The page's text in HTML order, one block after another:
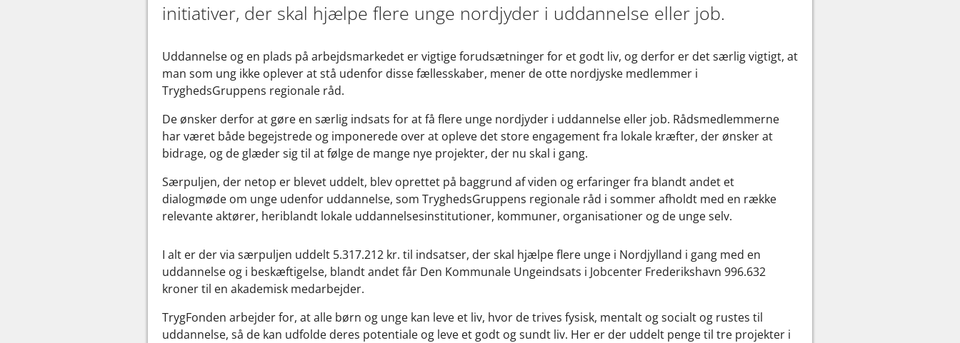
initiativer, der skal hjælpe flere unge nordjyder i uddannelse eller job.
Uddannelse og en plads på arbejdsmarkedet er vigtige forudsætninger for et godt liv, og derfor er det særlig vigtigt, at
man som ung ikke oplever at stå udenfor disse fællesskaber, mener de otte nordjyske medlemmer i
TryghedsGruppens regionale råd.
De ønsker derfor at gøre en særlig indsats for at få flere unge nordjyder i uddannelse eller job. Rådsmedlemmerne
har været både begejstrede og imponerede over at opleve det store engagement fra lokale kræfter, der ønsker at
bidrage, og de glæder sig til at følge de mange nye projekter, der nu skal i gang.
Særpuljen, der netop er blevet uddelt, blev oprettet på baggrund af viden og erfaringer fra blandt andet et
dialogmøde om unge udenfor uddannelse, som TryghedsGruppens regionale råd i sommer afholdt med en række
relevante aktører, heriblandt lokale uddannelsesinstitutioner, kommuner, organisationer og de unge selv.
I alt er der via særpuljen uddelt 5.317.212 kr. til indsatser, der skal hjælpe flere unge i Nordjylland i gang med en
uddannelse og i beskæftigelse, blandt andet får Den Kommunale Ungeindsats i Jobcenter Frederikshavn 996.632
kroner til en akademisk medarbejder.
TrygFonden arbejder for, at alle børn og unge kan leve et liv, hvor de trives fysisk, mentalt og socialt og rustes til
uddannelse, så de kan udfolde deres potentiale og leve et godt og sundt liv. Her er der uddelt penge til tre projekter i